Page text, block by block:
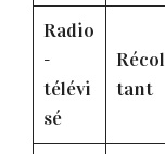
Radio
-
télévi
sé
Récol
tant